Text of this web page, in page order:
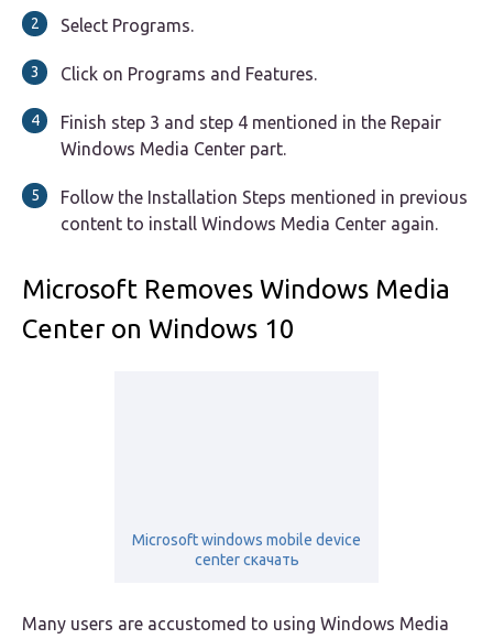
Select Programs.
Click on Programs and Features.
Finish step 3 and step 4 mentioned in the Repair
Windows Media Center part.
Follow the Installation Steps mentioned in previous
content to install Windows Media Center again.
Microsoft Removes Windows Media
Center on Windows 10
Microsoft windows mobile device
center скачать
Many users are accustomed to using Windows Media